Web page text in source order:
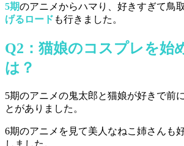
5期のアニメからハマり、好きすぎて鳥
げるロード も行きました。
Q2：猫娘のコスプレを始
は？
5期のアニメの鬼太郎と猫娘が好きで前
とがありました。
6期のアニメを見て美人なねこ姉さんも
しました。